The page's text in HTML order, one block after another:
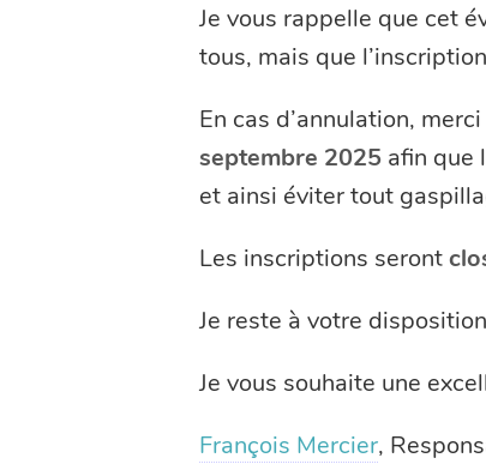
Je vous rappelle que cet
tous, mais que
En cas d’annulation,
septembre 2025afin que
et ainsi éviter tout
Les inscriptions seront
Je reste à votre
Je vous souhaite une
François Mercier,